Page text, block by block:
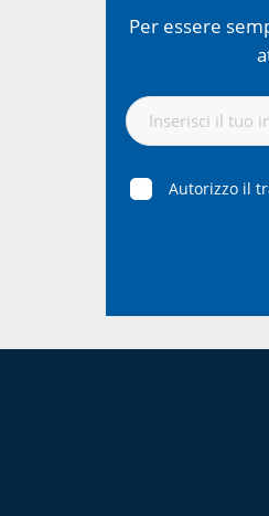
Per essere
Autorizzo il